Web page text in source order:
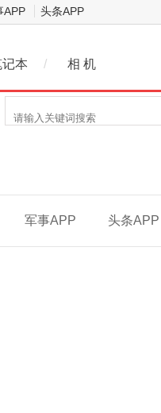
APP 头条APP
本 / 相 机
军事APP 头条APP